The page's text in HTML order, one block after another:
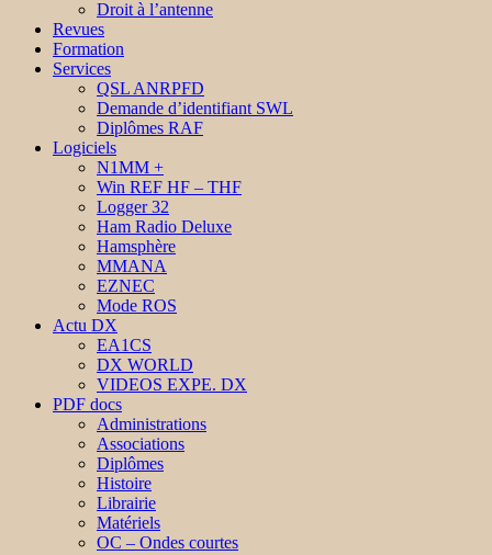
Droit à l’antenne
Revues
Formation
Services
QSL ANRPFD
Demande d’identifiant SWL
Diplômes RAF
Logiciels
N1MM +
Win REF HF – THF
Logger 32
Ham Radio Deluxe
Hamsphère
MMANA
EZNEC
Mode ROS
Actu DX
EA1CS
DX WORLD
VIDEOS EXPE. DX
PDF docs
Administrations
Associations
Diplômes
Histoire
Librairie
Matériels
OC – Ondes courtes